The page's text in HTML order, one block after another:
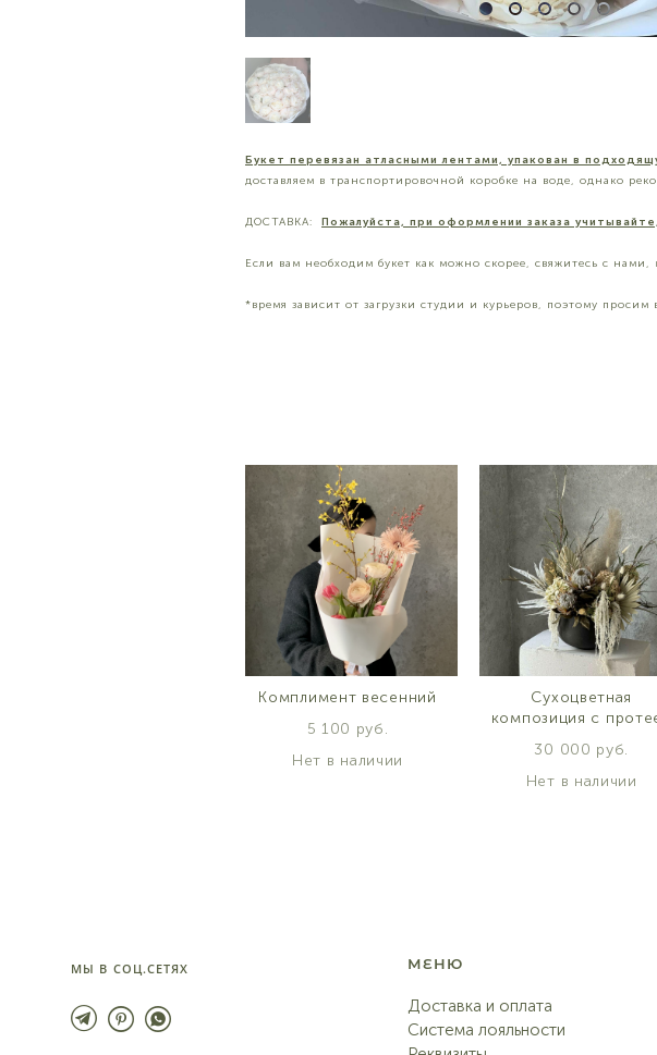
Букет перевязан атласными лентами, упакован в
доставляем в транспортировочной коробке на воде, однако
ДОСТАВКА: Пожалуйста, при оформлении заказа
Если вам необходим букет как можно скорее, свяжитесь с
*время зависит от загрузки студии и курьеров, поэтому просим
Комплимент весенний
5 100 pуб.
Нет в наличии
Сухоцветная
композиция с
30 000 pуб.
Нет в наличии
МЫ В СОЦ.СЕТЯХ МЕНЮ
Доставка и оплата
Система лояльности